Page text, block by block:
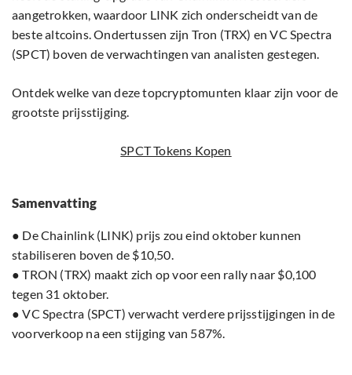
aangetrokken, waardoor LINK zich onderscheidt van de
beste altcoins. Ondertussen zijn Tron (TRX) en VC Spectra
(SPCT) boven de verwachtingen van analisten gestegen.
Ontdek welke van deze topcryptomunten klaar zijn voor de
grootste prijsstijging.
SPCT Tokens Kopen
Samenvatting
● De Chainlink (LINK) prijs zou eind oktober kunnen
stabiliseren boven de $10,50.
● TRON (TRX) maakt zich op voor een rally naar $0,100
tegen 31 oktober.
● VC Spectra (SPCT) verwacht verdere prijsstijgingen in de
voorverkoop na een stijging van 587%.